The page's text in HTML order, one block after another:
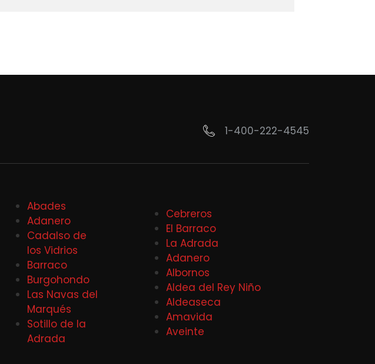
1-400-222-4545
Abades
Adanero
Cadalso de
los Vidrios
Barraco
Burgohondo
Las Navas del
Marqués
Sotillo de la
Adrada
Cebreros
El Barraco
La Adrada
Adanero
Albornos
Aldea del Rey Niño
Aldeaseca
Amavida
Aveinte